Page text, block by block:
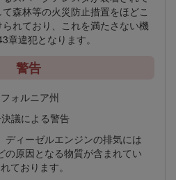
森林等の火災防止措置をほどこ
れており、これを満たさない機
違犯となります。
警告
ォルニア州
議による警告
ディーゼルエンジンの排気には
の原因となる物質が含まれてい
ております。